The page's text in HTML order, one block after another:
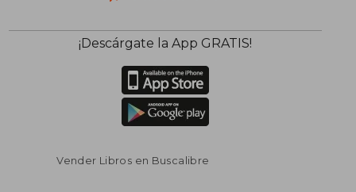
¡Descárgate la App GRATIS!
Vender Libros en Buscalibre